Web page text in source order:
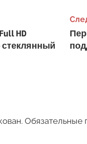
HD
стеклянный
Обязательные